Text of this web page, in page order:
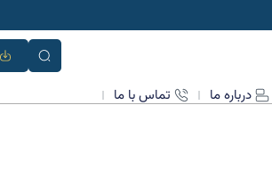
درباره ما تماس با ما